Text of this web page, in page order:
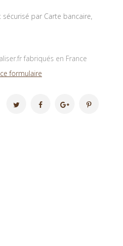
par Carte bancaire,
fabriqués en France
formulaire